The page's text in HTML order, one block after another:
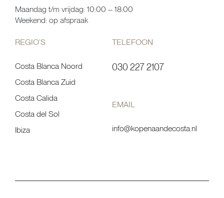
Maandag t/m vrijdag: 10:00 – 18:00
Weekend: op afspraak
REGIO’S
Costa Blanca Noord
Costa Blanca Zuid
Costa Calida
Costa del Sol
Ibiza
TELEFOON
030 227 2107
EMAIL
info@kopenaandecosta.nl